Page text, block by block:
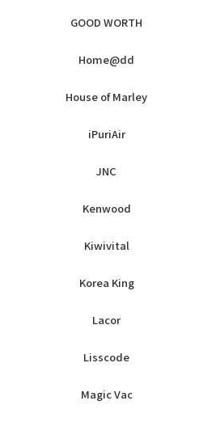
GOOD WORTH
Home@dd
House of Marley
iPuriAir
JNC
Kenwood
Kiwivital
Korea King
Lacor
Lisscode
Magic Vac